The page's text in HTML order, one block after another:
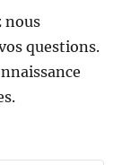
nous
questions.